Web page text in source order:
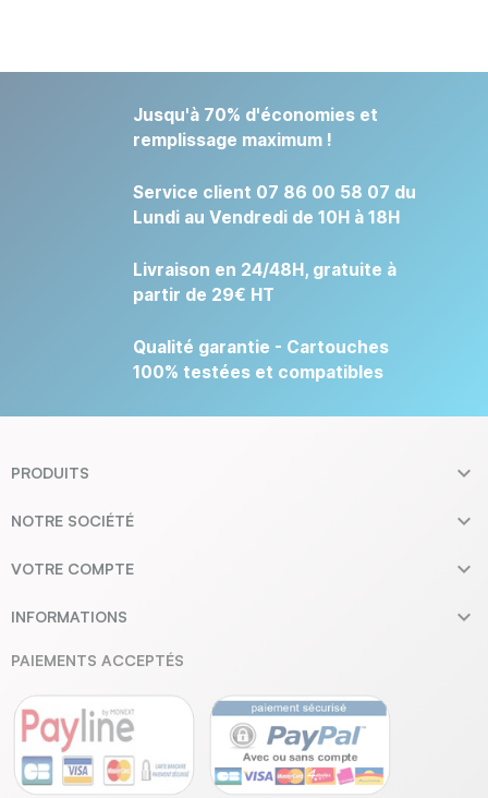
Jusqu'à 70% d'économies et
remplissage maximum !
Service client 07 86 00 58 07 du
Lundi au Vendredi de 10H à 18H
Livraison en 24/48H, gratuite à
partir de 29€ HT
Qualité garantie - Cartouches
100% testées et compatibles
PRODUITS 
NOTRE SOCIÉTÉ 
VOTRE COMPTE 
INFORMATIONS 
PAIEMENTS ACCEPTÉS